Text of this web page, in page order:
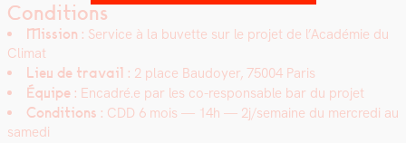
Conditions
Mis­sion : Ser­vice à la buvette sur le pro­jet de l’A­cadémie du
Cli­mat
Lieu de tra­vail : 2 place Bau­doy­er, 75004 Paris
Équipe : Encadré.e par les co-respon­s­able bar du pro­jet
Con­di­tions : CDD 6 mois — 14h — 2j/semaine du mer­cre­di au
same­di